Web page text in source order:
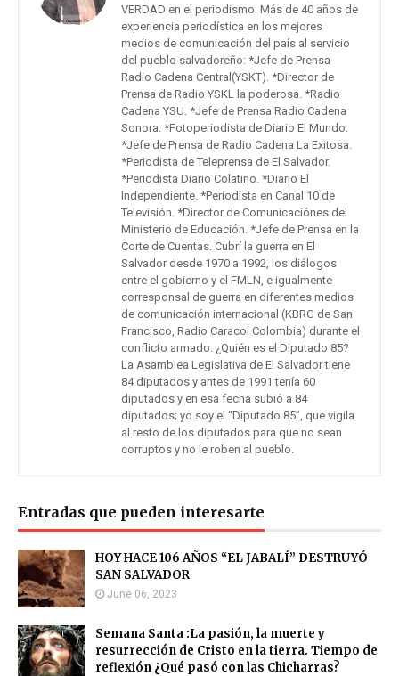
VERDAD en el periodismo. Más de 40 años de
experiencia periodística en los mejores
medios de comunicación del país al servicio
del pueblo salvadoreño: *Jefe de Prensa
Radio Cadena Central(YSKT). *Director de
Prensa de Radio YSKL la poderosa. *Radio
Cadena YSU. *Jefe de Prensa Radio Cadena
Sonora. *Fotoperiodista de Diario El Mundo.
*Jefe de Prensa de Radio Cadena La Exitosa.
*Periodista de Teleprensa de El Salvador.
*Periodista Diario Colatino. *Diario El
Independiente. *Periodista en Canal 10 de
Televisión. *Director de Comunicaciónes del
Ministerio de Educación. *Jefe de Prensa en la
Corte de Cuentas. Cubrí la guerra en El
Salvador desde 1970 a 1992, los diálogos
entre el gobierno y el FMLN, e igualmente
corresponsal de guerra en diferentes medios
de comunicación internacional (KBRG de San
Francisco, Radio Caracol Colombia) durante el
conflicto armado. ¿Quién es el Diputado 85?
La Asamblea Legislativa de El Salvador tiene
84 diputados y antes de 1991 tenía 60
diputados y en esa fecha subió a 84
diputados; yo soy el “Diputado 85”, que vigila
al resto de los diputados para que no sean
corruptos y no le roben al pueblo.
Entradas que pueden interesarte
HOY HACE 106 AÑOS “EL JABALÍ” DESTRUYÓ
SAN SALVADOR
June 06, 2023
Semana Santa :La pasión, la muerte y
resurrección de Cristo en la tierra. Tiempo de
reflexión ¿Qué pasó con las Chicharras?